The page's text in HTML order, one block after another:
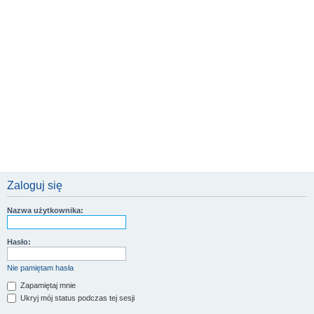
Zaloguj się
Nazwa użytkownika:
Hasło:
Nie pamiętam hasła
Zapamiętaj mnie
Ukryj mój status podczas tej sesji